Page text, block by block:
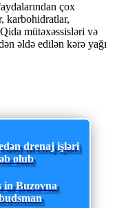
çox
karbohidratlar,
mütəxəssisləri və
əldə edilən kərə yağı
drenaj işləri
olub
in Buzovna